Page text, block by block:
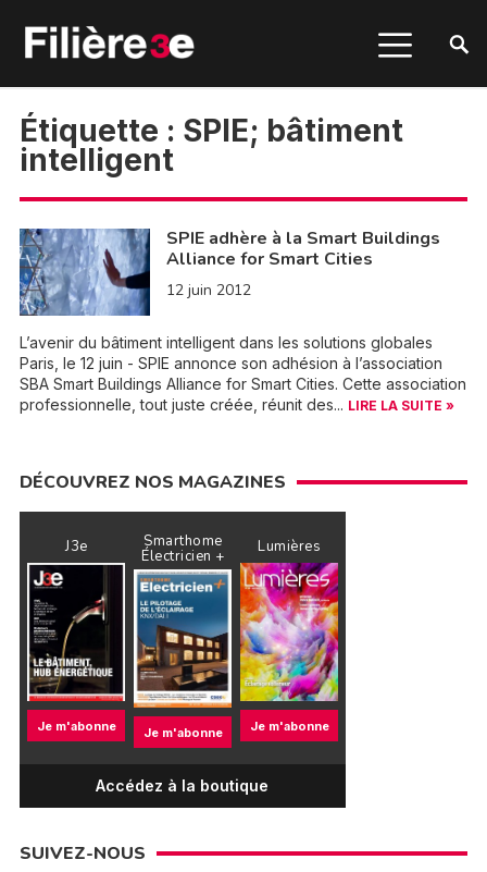
Étiquette : SPIE; bâtiment
intelligent
SPIE adhère à la Smart Buildings
Alliance for Smart Cities
12 juin 2012
L’avenir du bâtiment intelligent dans les solutions globales
Paris, le 12 juin - SPIE annonce son adhésion à l’association
SBA Smart Buildings Alliance for Smart Cities. Cette association
professionnelle, tout juste créée, réunit des... LIRE LA SUITE »
DÉCOUVREZ NOS MAGAZINES
J3e
Je m'abonne
Smarthome
Électricien +
Je m'abonne
Lumières
Je m'abonne
Accédez à la boutique
SUIVEZ-NOUS